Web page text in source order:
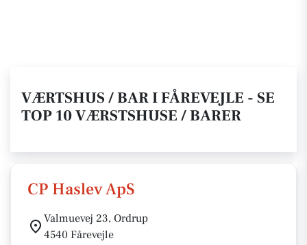
VÆRTSHUS / BAR I FÅREVEJLE - SE
TOP 10 VÆRSTSHUSE / BARER
CP Haslev ApS
Valmuevej 23, Ordrup
4540 Fårevejle